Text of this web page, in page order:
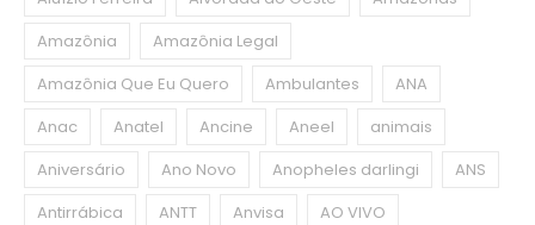
Amazônia
Amazônia Legal
Amazônia Que Eu Quero
Ambulantes
ANA
Anac
Anatel Ancine Aneel
animais
Aniversário
Ano Novo Anopheles darlingi
ANS
Antirrábica
ANTT Anvisa
AO VIVO